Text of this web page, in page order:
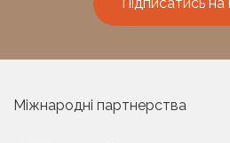
Міжнародні партнерства